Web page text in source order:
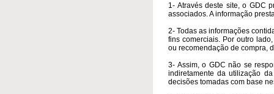
1- Através deste site, o GDC
associados. A informação
2- Todas as informações
fins comerciais. Por outro
ou recomendação de compra,
3- Assim, o GDC não se
indiretamente da utilização
decisões tomadas com base